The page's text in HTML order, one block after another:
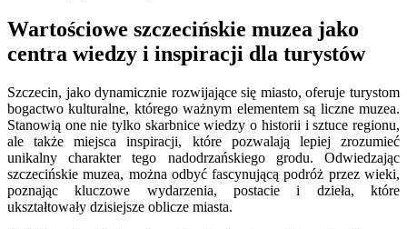
Wartościowe szczecińskie muzea jako
centra wiedzy i inspiracji dla turystów
Szczecin, jako dynamicznie rozwijające się miasto, oferuje turystom
bogactwo kulturalne, którego ważnym elementem są liczne muzea.
Stanowią one nie tylko skarbnice wiedzy o historii i sztuce regionu,
ale także miejsca inspiracji, które pozwalają lepiej zrozumieć
unikalny charakter tego nadodrzańskiego grodu. Odwiedzając
szczecińskie muzea, można odbyć fascynującą podróż przez wieki,
poznając kluczowe wydarzenia, postacie i dzieła, które
ukształtowały dzisiejsze oblicze miasta.